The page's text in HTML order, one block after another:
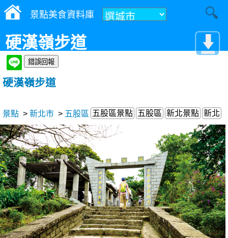
景點美食資料庫
硬漢嶺步道
硬漢嶺步道
景點 > 新北市 > 五股區 五股區景點 五股區 新北景點 新北